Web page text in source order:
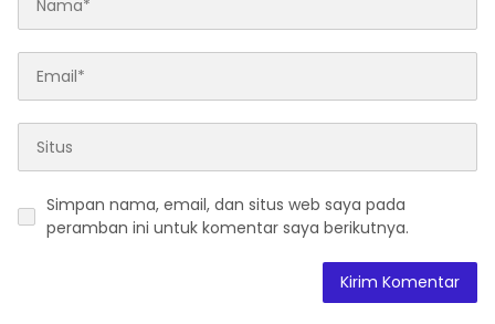
Simpan nama, email, dan situs web saya pada
peramban ini untuk komentar saya berikutnya.